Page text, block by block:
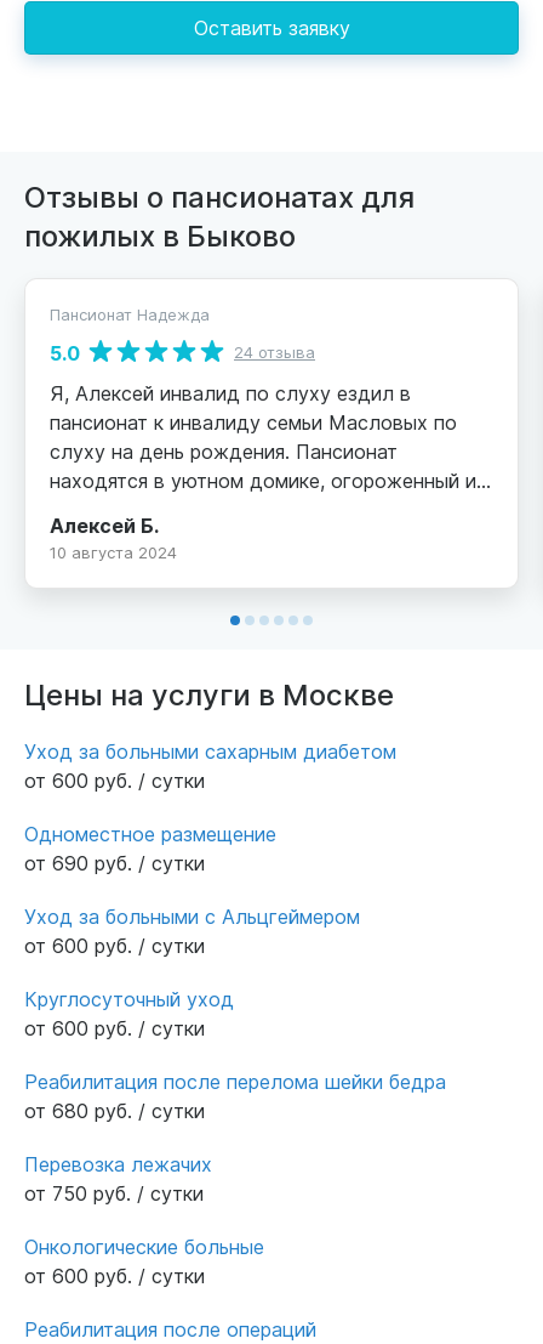
Оставить заявку
Отзывы о пансионатах для
пожилых в Быково
Пансионат Надежда
5.0 24 отзыва
Я, Алексей инвалид по слуху ездил в
пансионат к инвалиду семьи Масловых по
слуху на день рождения. Пансионат
находятся в уютном домике, огороженный и
есть качели, столики, скамейки где можно
посидеть инвалиды и пожилых, также
пансионата очень вежливые и гостепримные
Маслов очень доволен пансионат о том что
сиделки ему помогают сыну Маслова менять
памперсы, лекарства и хорошо кормят семьи
Масловых. Благодарю пусть благословит
Рекомендую выбрать этот пансионат.
Алексей Б.
10 августа 2024
Цены на услуги в Москве
Уход за больными сахарным диабетом
от 600 руб. / сутки
Одноместное размещение
от 690 руб. / сутки
Уход за больными с Альцгеймером
от 600 руб. / сутки
Круглосуточный уход
от 600 руб. / сутки
Реабилитация после перелома шейки бедра
от 680 руб. / сутки
Перевозка лежачих
от 750 руб. / сутки
Онкологические больные
от 600 руб. / сутки
Реабилитация после операций